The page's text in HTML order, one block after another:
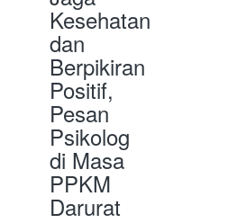
Kesehatan
dan
Berpikiran
Positif,
Pesan
Psikolog
di Masa
PPKM
Darurat